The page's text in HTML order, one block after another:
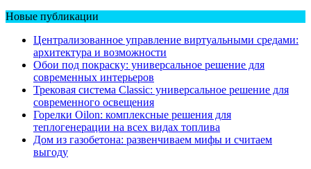
Новые публикации
Централизованное управление виртуальными средами:
архитектура и возможности
Обои под покраску: универсальное решение для
современных интерьеров
Трековая система Classic: универсальное решение для
современного освещения
Горелки Oilon: комплексные решения для
теплогенерации на всех видах топлива
Дом из газобетона: развенчиваем мифы и считаем
выгоду